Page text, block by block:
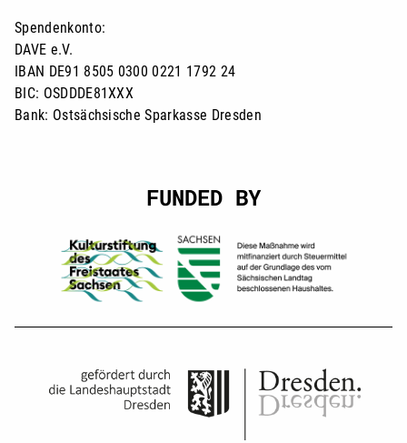
Spendenkonto:
DAVE e.V.
IBAN DE91 8505 0300 0221 1792 24
BIC: OSDDDE81XXX
Bank: Ostsächsische Sparkasse Dresden
FUNDED BY